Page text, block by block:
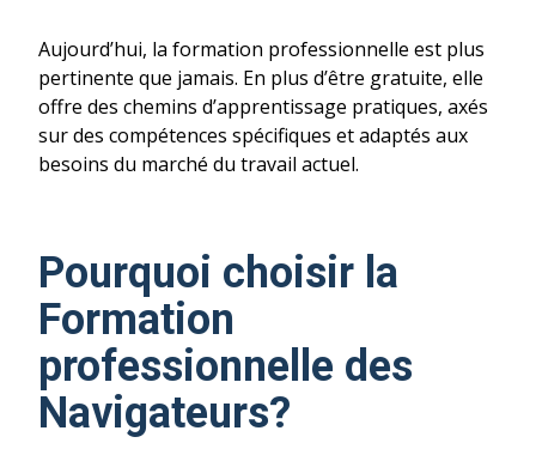
Aujourd’hui, la formation professionnelle est plus
pertinente que jamais. En plus d’être gratuite, elle
offre des chemins d’apprentissage pratiques, axés
sur des compétences spécifiques et adaptés aux
besoins du marché du travail actuel.
Pourquoi choisir la
Formation
professionnelle des
Navigateurs?